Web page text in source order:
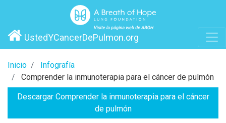
UstedYCancerDePulmon.org
Inicio
Infografía
Comprender la inmunoterapia para el cáncer de pulmón
Descargar Comprender la inmunoterapia para el cáncer
de pulmón